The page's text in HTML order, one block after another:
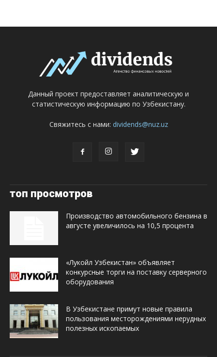
Данный проект предоставляет аналитическую и
статистическую информацию по Узбекистану.
Свяжитесь с нами: dividends@nuz.uz
топ просмотров
Производство автомобильного бензина в
августе увеличилось на 10,5 процента
«Лукойл Узбекистан» объявляет
конкурсные торги на поставку серверного
оборудования
В Узбекистане примут новые правила
пользования месторождениями нерудных
полезных ископаемых